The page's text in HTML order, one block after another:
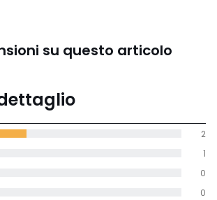
su questo articolo
2.8
di media tenendo
0
0
1
2